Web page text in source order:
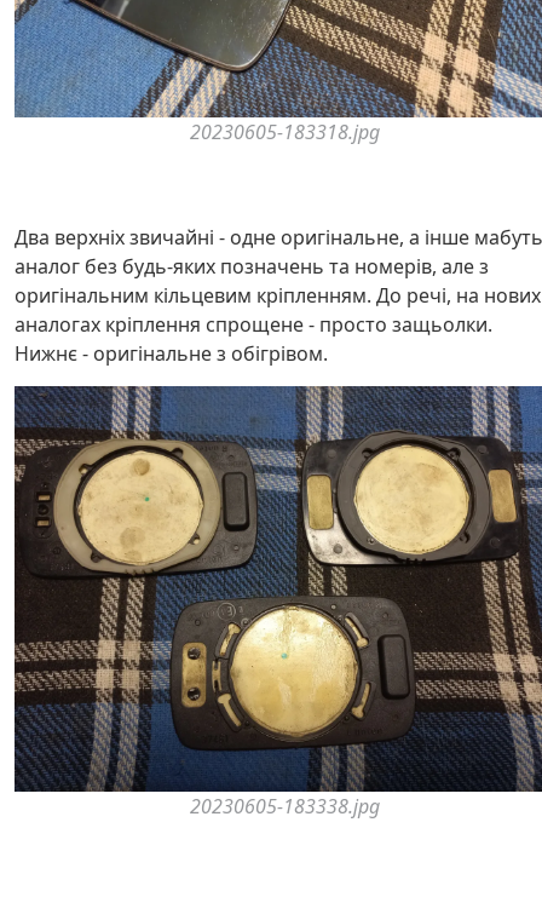
20230605-183318.jpg
Два верхніх звичайні - одне оригінальне, а інше мабуть
аналог без будь-яких позначень та номерів, але з
оригінальним кільцевим кріпленням. До речі, на нових
аналогах кріплення спрощене - просто защьолки.
Нижнє - оригінальне з обігрівом.
20230605-183338.jpg